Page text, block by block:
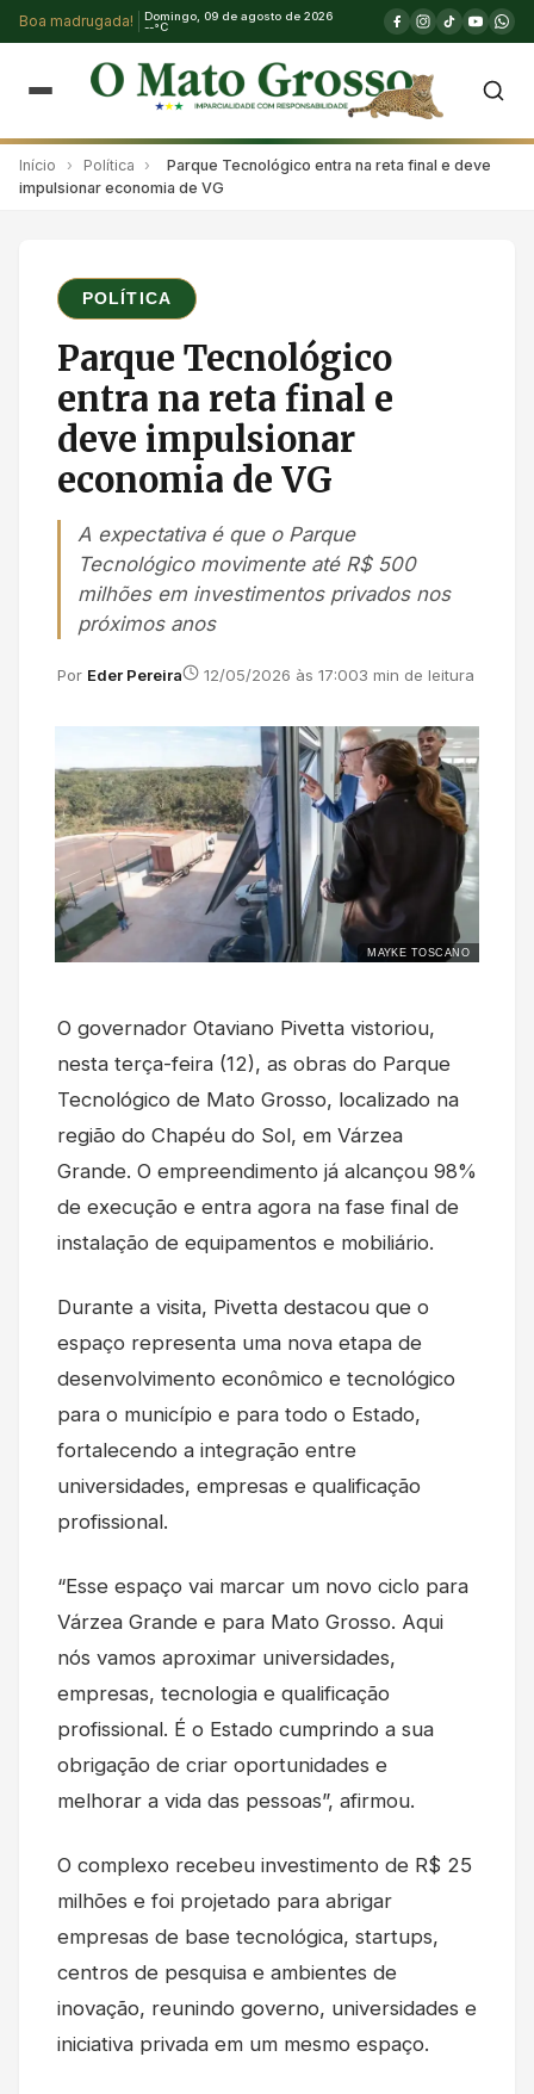
Boa madrugada!
Domingo, 09 de agosto de 2026
--°C
Início › Política ›
Parque Tecnológico entra na reta final e deve
impulsionar economia de VG
POLÍTICA
Parque Tecnológico
entra na reta final e
deve impulsionar
economia de VG
A expectativa é que o Parque
Tecnológico movimente até R$ 500
milhões em investimentos privados nos
próximos anos
Por Eder Pereira 12/05/2026 às 17:003 min de leitura
MAYKE TOSCANO
O governador Otaviano Pivetta vistoriou,
nesta terça-feira (12), as obras do Parque
Tecnológico de Mato Grosso, localizado na
região do Chapéu do Sol, em Várzea
Grande. O empreendimento já alcançou 98%
de execução e entra agora na fase final de
instalação de equipamentos e mobiliário.
Durante a visita, Pivetta destacou que o
espaço representa uma nova etapa de
desenvolvimento econômico e tecnológico
para o município e para todo o Estado,
fortalecendo a integração entre
universidades, empresas e qualificação
profissional.
“Esse espaço vai marcar um novo ciclo para
Várzea Grande e para Mato Grosso. Aqui
nós vamos aproximar universidades,
empresas, tecnologia e qualificação
profissional. É o Estado cumprindo a sua
obrigação de criar oportunidades e
melhorar a vida das pessoas”, afirmou.
O complexo recebeu investimento de R$ 25
milhões e foi projetado para abrigar
empresas de base tecnológica, startups,
centros de pesquisa e ambientes de
inovação, reunindo governo, universidades e
iniciativa privada em um mesmo espaço.